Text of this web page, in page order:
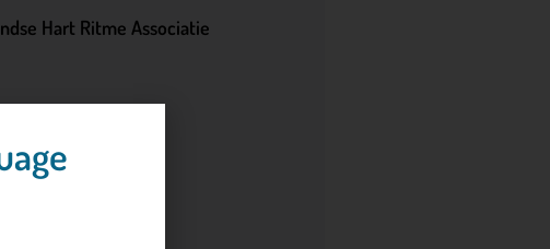
Hart Ritme Associatie